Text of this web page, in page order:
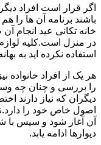
اگر قرار است افراد
باشند برنامه آن ها را
خانه تکانی عید
در منزل است.کلیه
استفاده نکرده اید به
هر یک از افراد
را بررسی و چنان چه
دیگران که نیاز دارند
اصول خاص خود را
آن آغاز شود و سپس با
دیوارها ادامه یابد.